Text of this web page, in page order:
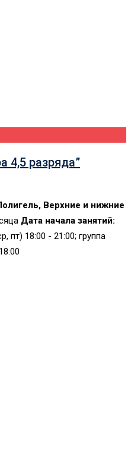
4,5 разряда”
Верхние и нижние
Дата начала занятий:
пт) 18:00 - 21:00; группа